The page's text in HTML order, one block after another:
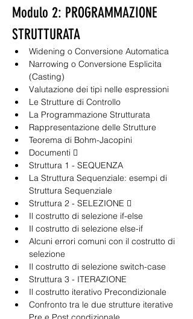
Modulo 2: PROGRAMMAZIONE
STRUTTURATA
Widening o Conversione Automatica
Narrowing o Conversione Esplicita
(Casting)
Valutazione dei tipi nelle espressioni
Le Strutture di Controllo
La Programmazione Strutturata
Rappresentazione delle Strutture
Teorema di Bohm-Jacopini
Documenti 
Struttura 1 - SEQUENZA
La Struttura Sequenziale: esempi di
Struttura Sequenziale
Struttura 2 - SELEZIONE 
Il costrutto di selezione if-else
Il costrutto di selezione else-if
Alcuni errori comuni con il costrutto di
selezione
Il costrutto di selezione switch-case
Struttura 3 - ITERAZIONE
Il costrutto iterativo Precondizionale
Confronto tra le due strutture iterative